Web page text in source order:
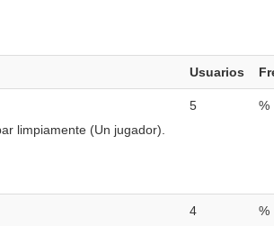
Usuarios
limpiamente (Un jugador).
5 %
4 %